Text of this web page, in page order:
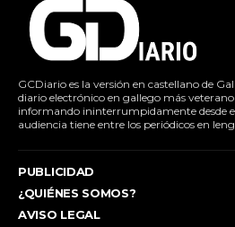
GCDiario es la versión en castellano de
diario electrónico en gallego más
informando ininterrumpidamente desde
audiencia tiene entre los periódicos en
PUBLICIDAD
¿QUIÉNES SOMOS?
AVISO LEGAL